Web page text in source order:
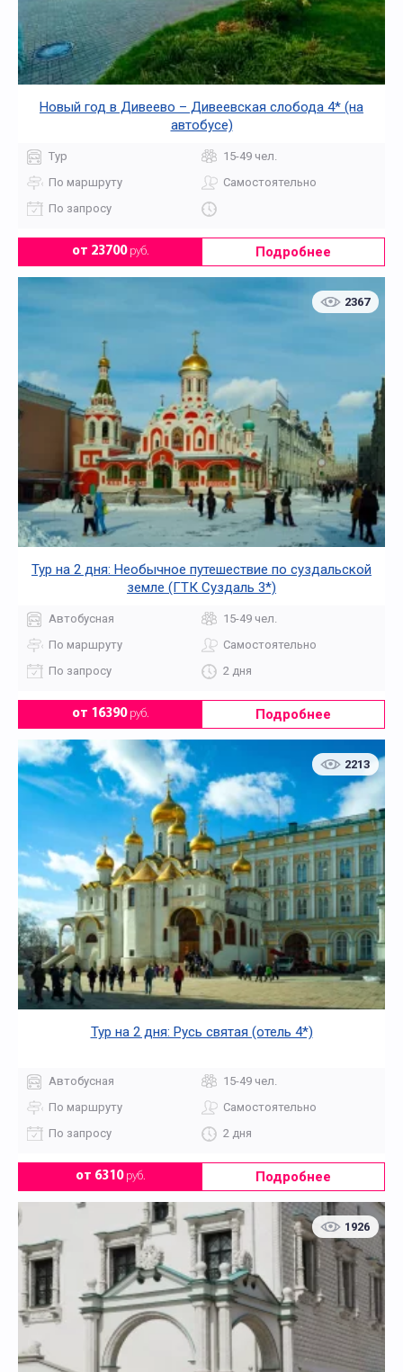
Новый год в Дивеево – Дивеевская слобода 4* (на
автобусе)
Тур
15-49 чел.
По маршруту
Самостоятельно
По запросу
от 23700руб. Подробнее
2367
Тур на 2 дня: Необычное путешествие по суздальской
земле (ГТК Суздаль 3*)
Автобусная
15-49 чел.
По маршруту
Самостоятельно
По запросу
2 дня
от 16390руб. Подробнее
2213
Тур на 2 дня: Русь святая (отель 4*)
Автобусная
15-49 чел.
По маршруту
Самостоятельно
По запросу
2 дня
от 6310руб. Подробнее
1926